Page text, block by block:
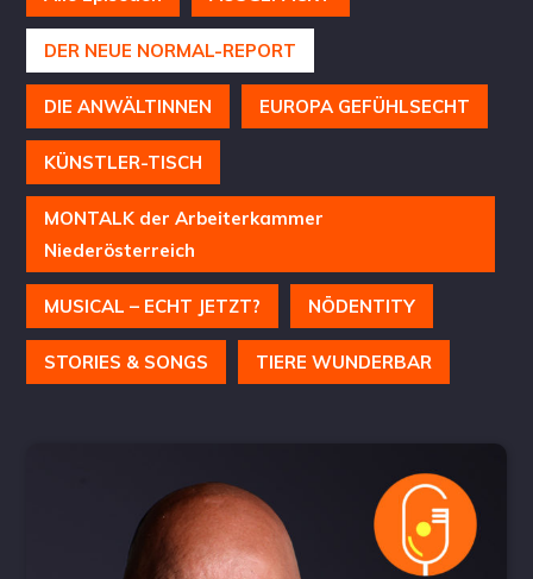
DER NEUE NORMAL-REPORT
DIE ANWÄLTINNEN EUROPA GEFÜHLSECHT
KÜNSTLER-TISCH
MONTALK der Arbeiterkammer
Niederösterreich
MUSICAL – ECHT JETZT? NÖDENTITY
STORIES & SONGS TIERE WUNDERBAR